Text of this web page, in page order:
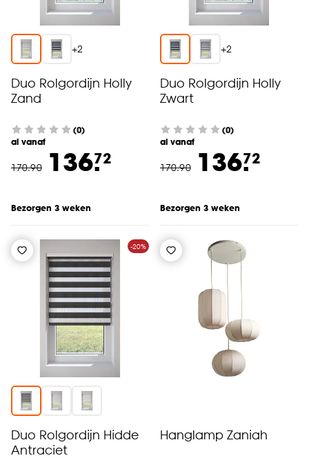
+2
Duo Rolgordijn Holly
Zand
(0)
al vanaf
170.90 136.72
Bezorgen 3 weken
+2
Duo Rolgordijn Holly
Zwart
(0)
al vanaf
170.90 136.72
Bezorgen 3 weken
-20%
Duo Rolgordijn Hidde
Antraciet
Hanglamp Zaniah